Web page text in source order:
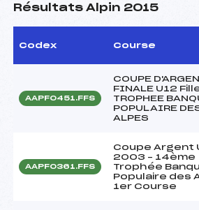
Résultats Alpin 2015
Codex Course
AAPF0451.FFS
COUPE
FINALE U12
TROPHEE
POPULAIRE
ALPES
AAPF0361.FFS
Coupe Argent
2003 – 14ème
Trophée
Populaire des
1er Course